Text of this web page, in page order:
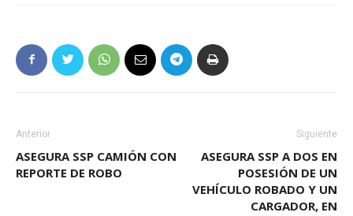
Anterior
ASEGURA SSP CAMIÓN CON
REPORTE DE ROBO
Siguiente
ASEGURA SSP A DOS EN
POSESIÓN DE UN
VEHÍCULO ROBADO Y UN
CARGADOR, EN